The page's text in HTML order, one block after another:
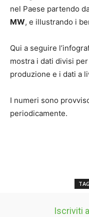
nel Paese partendo
MW, e illustrando i
Qui a seguire
mostra i dati divisi
produzione e i dati a
I numeri sono
periodicamente.
Iscriviti